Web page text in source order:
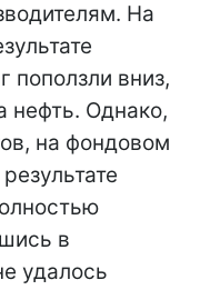
На
поползли вниз,
нефть. Однако,
на фондовом
в
удалось